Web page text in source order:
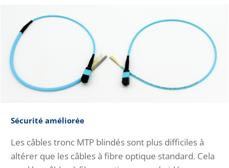
Sécurité améliorée
Les câbles tronc MTP blindés sont plus difficiles à
altérer que les câbles à fibre optique standard. Cela